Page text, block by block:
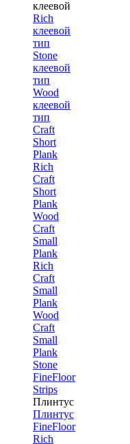
клеевой
Rich
клеевой
тип
Stone
клеевой
тип
Wood
клеевой
тип
Craft
Short
Plank
Rich
Craft
Short
Plank
Wood
Craft
Small
Plank
Rich
Craft
Small
Plank
Wood
Craft
Small
Plank
Stone
FineFloor
Strips
Плинтус
Плинтус
FineFloor
Rich